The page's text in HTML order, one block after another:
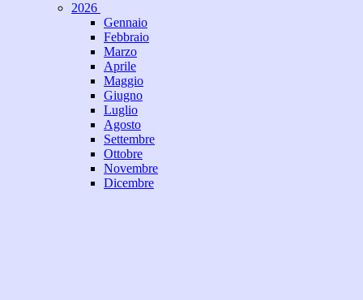
2026
Gennaio
Febbraio
Marzo
Aprile
Maggio
Giugno
Luglio
Agosto
Settembre
Ottobre
Novembre
Dicembre